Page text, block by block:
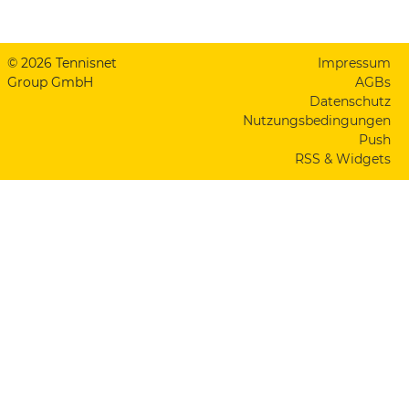
© 2026 Tennisnet
Group GmbH
Impressum
AGBs
Datenschutz
Nutzungsbedingungen
Push
RSS & Widgets